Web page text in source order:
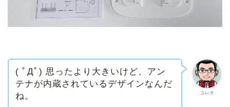
ユレオ
( ﾟДﾟ) 思ったより大きいけど、アン
テナが内蔵されているデザインなんだ
ね。